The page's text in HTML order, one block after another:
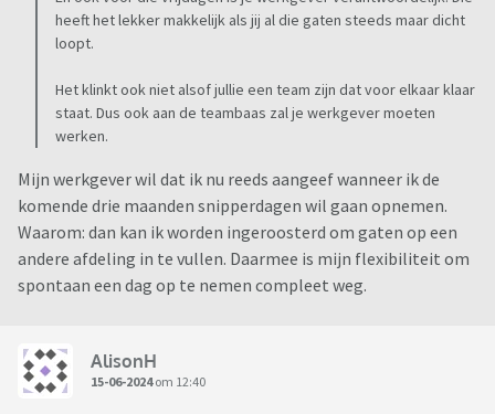
heeft het lekker makkelijk als jij al die gaten steeds maar dicht
loopt.
Het klinkt ook niet alsof jullie een team zijn dat voor elkaar klaar
staat. Dus ook aan de teambaas zal je werkgever moeten
werken.
Mijn werkgever wil dat ik nu reeds aangeef wanneer ik de
komende drie maanden snipperdagen wil gaan opnemen.
Waarom: dan kan ik worden ingeroosterd om gaten op een
andere afdeling in te vullen. Daarmee is mijn flexibiliteit om
spontaan een dag op te nemen compleet weg.
AlisonH
15-06-2024om 12:40